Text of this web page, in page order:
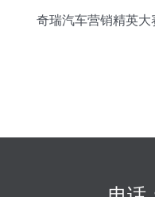
奇瑞汽车营销精英